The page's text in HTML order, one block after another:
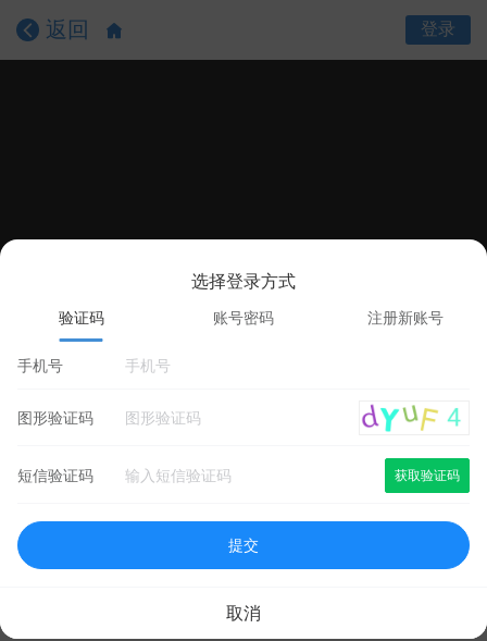
返回 登录
选择登录方式
验证码 账号密码 注册新账号
手机号
图形验证码
短信验证码 获取验证码
提交
取消